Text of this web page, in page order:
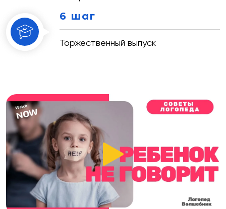
6 шаг
Торжественный выпуск